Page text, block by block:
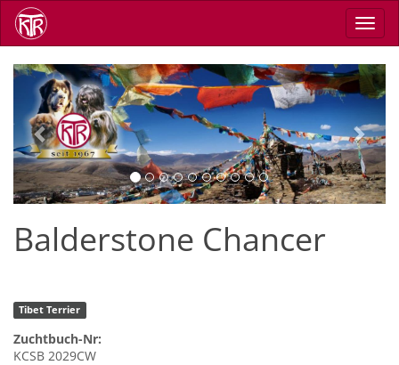
Skip
main
Previous Next
Balderstone Chancer
Tibet Terrier
Zuchtbuch-Nr:
KCSB 2029CW